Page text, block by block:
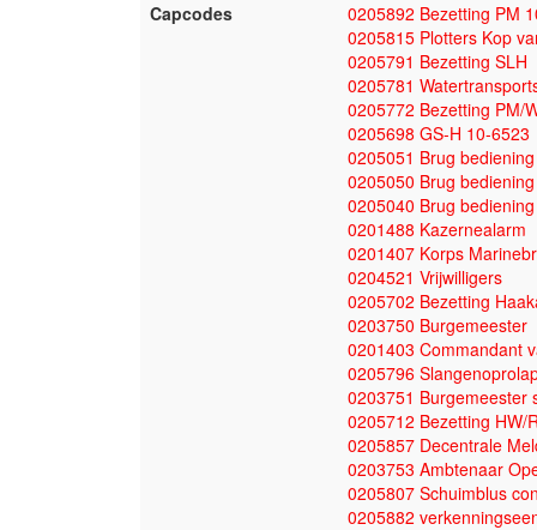
Capcodes
0205892 Bezetting PM
0205815 Plotters Kop
0205791 Bezetting SLH
0205781
0205772 Bezetting PM/
0205698 GS-H 10-6523
0205051 Brug
0205050 Brug
0205040 Brug
0201488 Kazernealarm
0201407 Korps
0204521 Vrijwilligers
0205702 Bezetting
0203750 Burgemeester
0201403 Commandant
0205796
0203751 Burgemeester
0205712 Bezetting HW/
0205857 Decentrale
0203753 Ambtenaar
0205807 Schuimblus
0205882